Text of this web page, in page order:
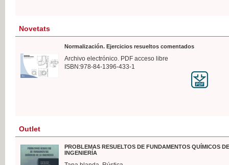
Novetats
Normalización. Ejercicios resueltos comentados
Archivo electrónico. PDF acceso libre
ISBN:978-84-1396-433-1
Outlet
PROBLEMAS RESUELTOS DE FUNDAMENTOS QUÍMICOS
INGENIERÍA